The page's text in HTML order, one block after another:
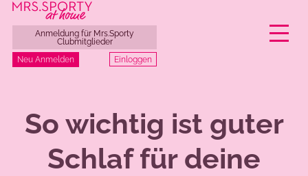
springen
Anmeldung für Mrs.Sporty
Clubmitglieder
Neu Anmelden
Einloggen
So wichtig ist guter
Schlaf für deine